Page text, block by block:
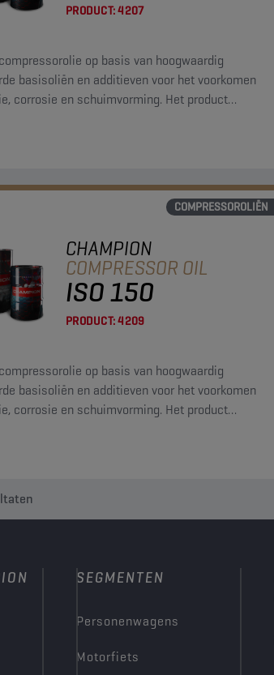
PRODUCT:4207
op basis van hoogwaardig
basisoliën en additieven voor het voorkomen
corrosie en schuimvorming. Het product
COMPRESSOROLIËN
CHAMPION
COMPRESSOR OIL
ISO 150
PRODUCT:4209
op basis van hoogwaardig
basisoliën en additieven voor het voorkomen
corrosie en schuimvorming. Het product
SEGMENTEN
Personenwagens
Motorfiets